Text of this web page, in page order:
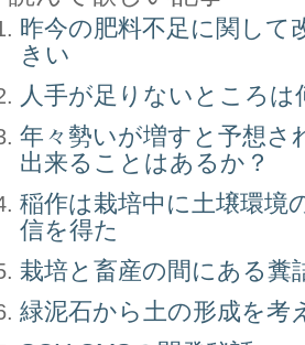
昨今の肥料不足に関して
きい
人手が足りないところは
年々勢いが増すと予想さ
出来ることはあるか？
稲作は栽培中に土壌環境
信を得た
栽培と畜産の間にある糞
緑泥石から土の形成を考